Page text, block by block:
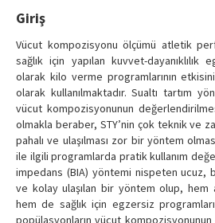
Giriş
Vücut kompozisyonu ölçümü atletik
sağlık için yapılan kuvvet-
olarak kilo verme programlarının
olarak kullanılmaktadır. Sualtı tartım
vücut kompozisyonunun
olmakla beraber, STY’nin çok teknik ve
pahalı ve ulaşılması zor bir yöntem
ile ilgili programlarda pratik kullanım
impedans (BIA) yöntemi nispeten
ve kolay ulaşılan bir yöntem olup,
hem de sağlık için egzersiz
popülasyonların vücut